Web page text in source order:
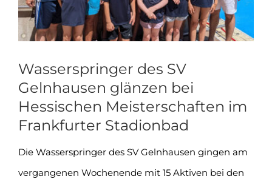
Wasserspringer des SV
Gelnhausen glänzen bei
Hessischen Meisterschaften im
Frankfurter Stadionbad
Die Wasserspringer des SV Gelnhausen gingen am
vergangenen Wochenende mit 15 Aktiven bei den